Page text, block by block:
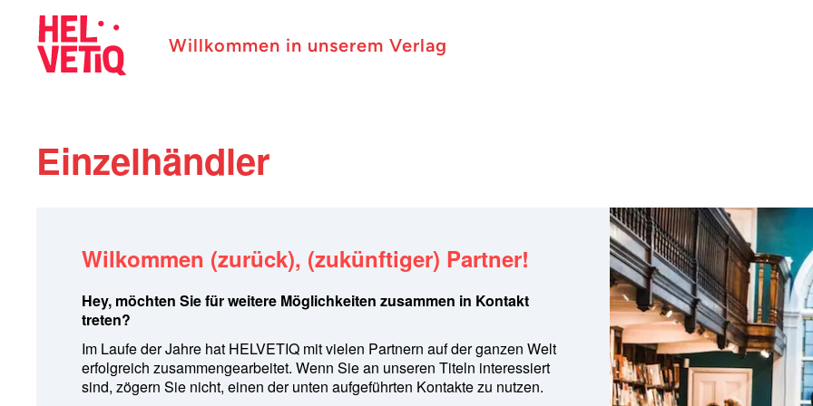
Willkommen in unserem Verlag
Einzelhändler
Wilkommen (zurück), (zukünftiger) Partner!
Hey, möchten Sie für weitere Möglichkeiten zusammen in Kontakt
treten?
Im Laufe der Jahre hat HELVETIQ mit vielen Partnern auf der ganzen Welt
erfolgreich zusammengearbeitet. Wenn Sie an unseren Titeln interessiert
sind, zögern Sie nicht, einen der unten aufgeführten Kontakte zu nutzen.